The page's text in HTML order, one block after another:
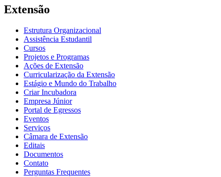
Extensão
Estrutura Organizacional
Assistência Estudantil
Cursos
Projetos e Programas
Ações de Extensão
Curricularização da Extensão
Estágio e Mundo do Trabalho
Criar Incubadora
Empresa Júnior
Portal de Egressos
Eventos
Serviços
Câmara de Extensão
Editais
Documentos
Contato
Perguntas Frequentes